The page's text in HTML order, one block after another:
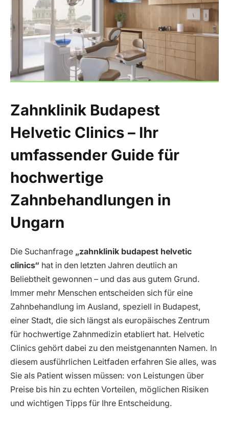
Zahnklinik Budapest
Helvetic Clinics – Ihr
umfassender Guide für
hochwertige
Zahnbehandlungen in
Ungarn
Die Suchanfrage „zahnklinik budapest helvetic
clinics“ hat in den letzten Jahren deutlich an
Beliebtheit gewonnen – und das aus gutem Grund.
Immer mehr Menschen entscheiden sich für eine
Zahnbehandlung im Ausland, speziell in Budapest,
einer Stadt, die sich längst als europäisches Zentrum
für hochwertige Zahnmedizin etabliert hat. Helvetic
Clinics gehört dabei zu den meistgenannten Namen. In
diesem ausführlichen Leitfaden erfahren Sie alles, was
Sie als Patient wissen müssen: von Leistungen über
Preise bis hin zu echten Vorteilen, möglichen Risiken
und wichtigen Tipps für Ihre Entscheidung.